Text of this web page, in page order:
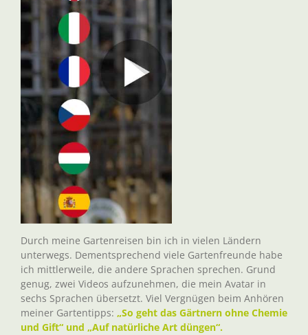
Durch meine Gartenreisen bin ich in vielen Ländern
unterwegs. Dementsprechend viele Gartenfreunde habe
ich mittlerweile, die andere Sprachen sprechen. Grund
genug, zwei Videos aufzunehmen, die mein Avatar in
sechs Sprachen übersetzt. Viel Vergnügen beim Anhören
meiner Gartentipps: „So geht das Gärtnern ohne Chemie
und Gift“ und „Auf natürliche Art düngen“.